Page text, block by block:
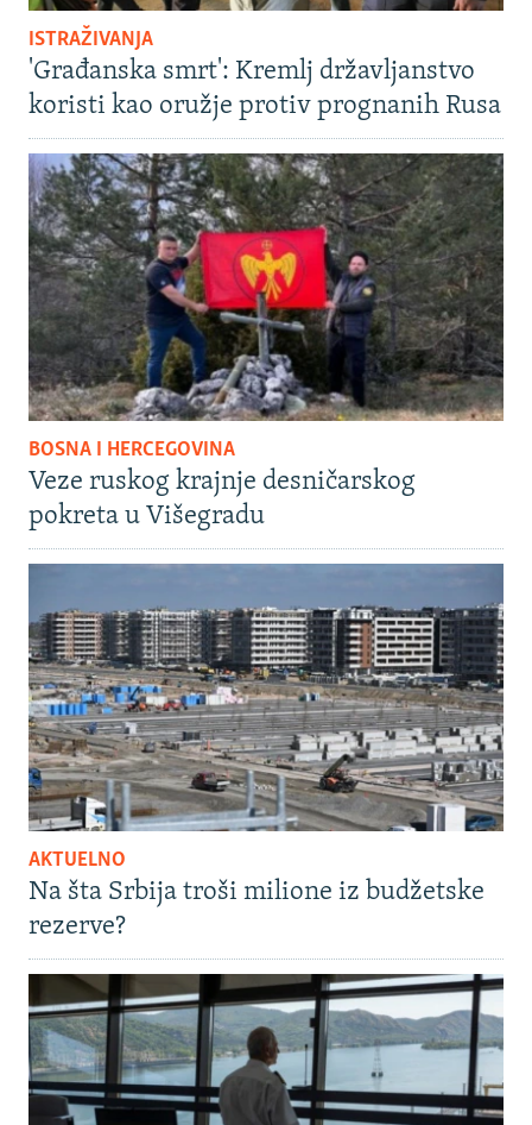
ISTRAŽIVANJA
'Građanska smrt': Kremlj državljanstvo
koristi kao oružje protiv prognanih Rusa
BOSNA I HERCEGOVINA
Veze ruskog krajnje desničarskog
pokreta u Višegradu
AKTUELNO
Na šta Srbija troši milione iz budžetske
rezerve?